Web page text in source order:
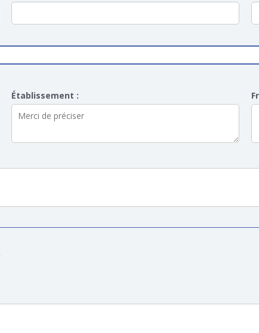
Établissement :